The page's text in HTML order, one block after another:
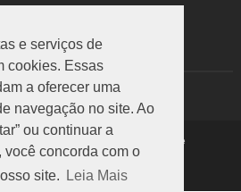
e serviços de
cookies. Essas
a oferecer uma
navegação no site. Ao
ou continuar a
concorda com o
site.
Leia Mais
Rom Stock
Política de Privacidade
Voltar ao Topo